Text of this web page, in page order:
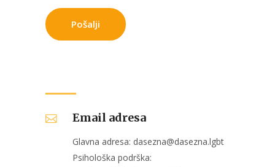
Email adresa
Glavna adresa: dasezna@dasezna.lgbt
Psihološka podrška: